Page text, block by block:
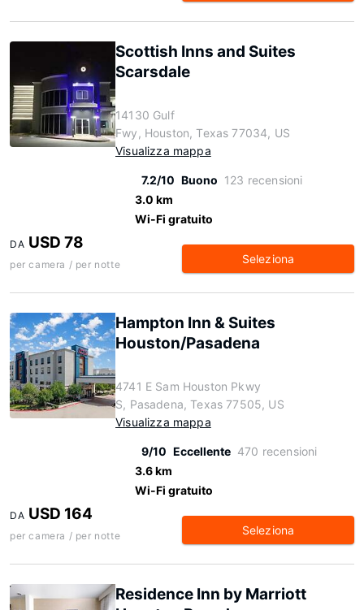
Scottish Inns and Suites
Scarsdale
14130 Gulf
Fwy, Houston, Texas 77034, US
Visualizza mappa
7.2/10 Buono 123 recensioni
3.0 km
Wi-Fi gratuito
DA USD 78
per camera / per notte Seleziona
Hampton Inn & Suites
Houston/Pasadena
4741 E Sam Houston Pkwy
S, Pasadena, Texas 77505, US
Visualizza mappa
9/10 Eccellente 470 recensioni
3.6 km
Wi-Fi gratuito
DA USD 164
per camera / per notte Seleziona
Residence Inn by Marriott